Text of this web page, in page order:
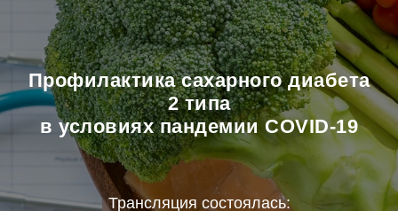
Профилактика сахарного диабета
2 типа
в условиях пандемии COVID-19
Трансляция состоялась: